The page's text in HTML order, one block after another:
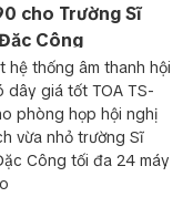
tích hợp cùng đa
trường tùy theo nhu
dụng.
cho Trường Sĩ
Công
hệ thống âm thanh hội
dây giá tốt TOA TS-
phòng họp hội nghị
vừa nhỏ trường Sĩ
Công tối đa 24 máy